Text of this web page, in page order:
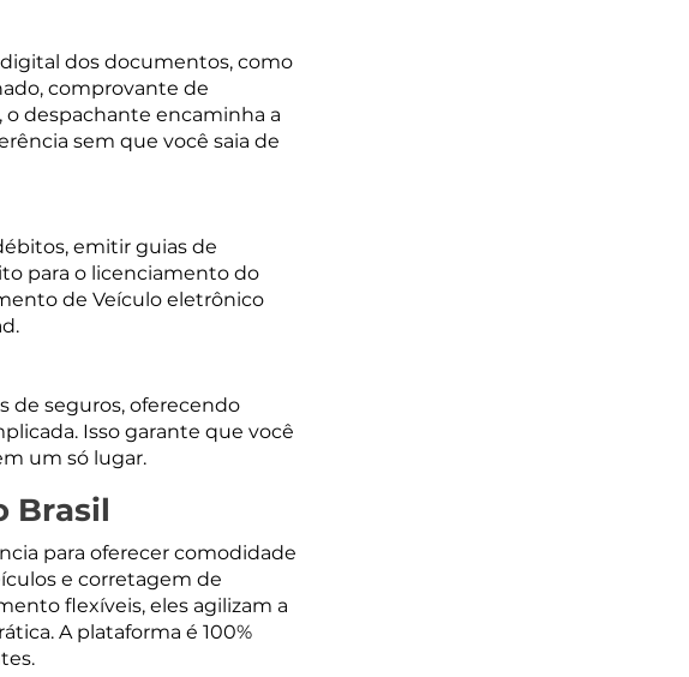
dos documentos, como
comprovante de
o despachante encaminha a
sem que você saia de
emitir guias de
para o licenciamento do
de Veículo eletrônico
de seguros, oferecendo
Isso garante que você
um só lugar.
Brasil
para oferecer comodidade
e corretagem de
flexíveis, eles agilizam a
A plataforma é 100%